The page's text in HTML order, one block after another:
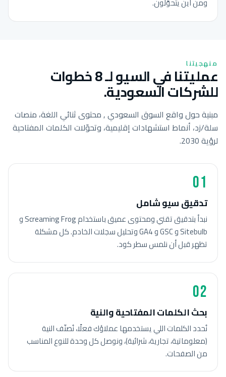
منهجيتنا
عمليتنا في السيو لـ 8 خطوات
للشركات السعودية.
مبنية حول واقع السوق السعودي , محتوى ثنائي اللغة، منصات
سلة/زد، أنماط استشهادات إقليمية، وتحوّلات الكلمات المفتاحية
لرؤية 2030.
01
تدقيق سيو شامل
نبدأ بتدقيق تقني ومحتوى عميق باستخدام Screaming Frog و
Sitebulb و GSC و GA4 وتحليل سجلات الخادم. كل مشكلة
تظهر قبل أن نلمس سطر كود.
02
بحث الكلمات المفتاحية والنية
نُحدد الكلمات اللي يستخدمها عملاؤك فعلًا، نُصنّف النية
(معلوماتية، تجارية، شرائية)، ونوصل كل وحدة للنوع المناسب
من الصفحات.